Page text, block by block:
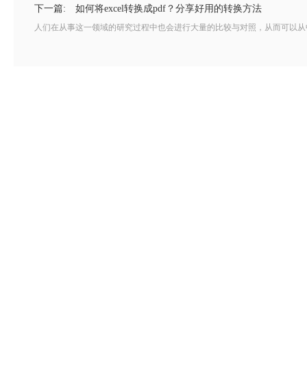
下一篇: 如何将excel转换成pdf？分享好用的转换方法
人们在从事这一领域的研究过程中也会进行大量的比较与对照，从而可以